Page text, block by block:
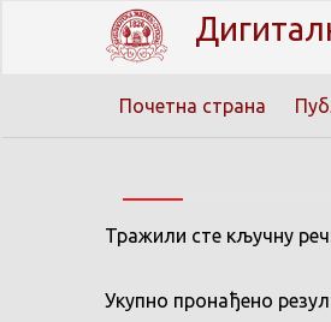
Почетна страна
Тражили сте кључну
Укупно пронађено